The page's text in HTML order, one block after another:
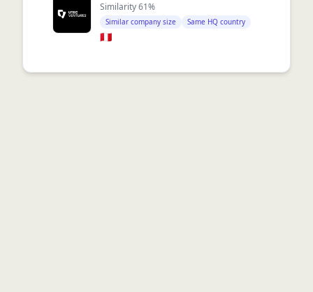
Similarity61%
Similar company size Same HQ country
🇵🇪